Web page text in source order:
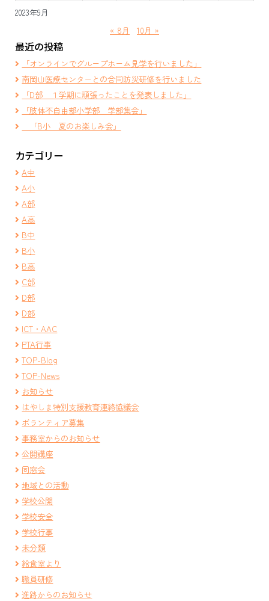
2023年9月
« 8月 10月 »
最近の投稿
「オンラインでグループホーム見学を行いました」
南岡山医療センターとの合同防災研修を行いました
「D部 １学期に頑張ったことを発表しました」
「肢体不自由部小学部 学部集会」
「B小 夏のお楽しみ会」
カテゴリー
A中
A小
A部
A高
B中
B小
B高
C部
D部
D部
ICT・AAC
PTA行事
TOP-Blog
TOP-News
お知らせ
はやしま特別支援教育連絡協議会
ボランティア募集
事務室からのお知らせ
公開講座
同窓会
地域との活動
学校公開
学校安全
学校行事
未分類
給食室より
職員研修
進路からのお知らせ